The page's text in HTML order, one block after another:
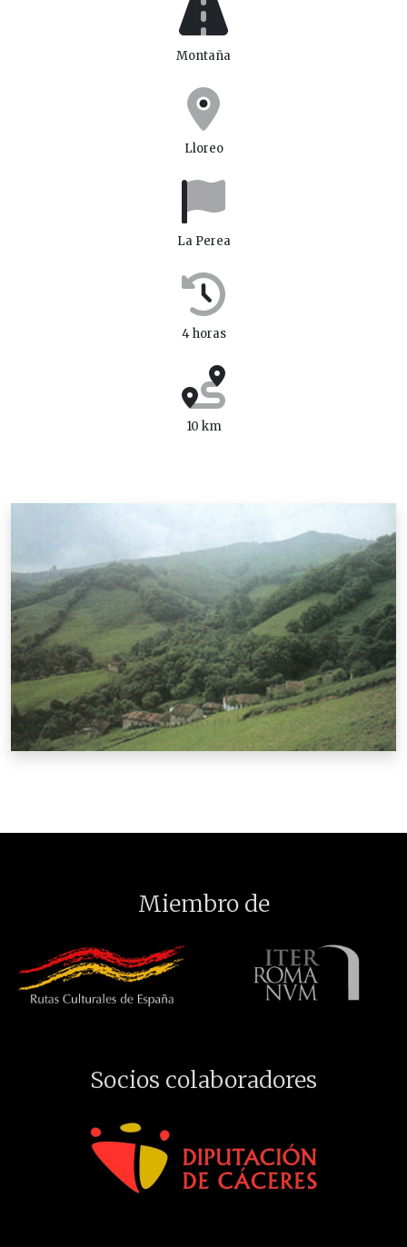
Montaña
Lloreo
La Perea
4 horas
10 km
Miembro de
Socios colaboradores